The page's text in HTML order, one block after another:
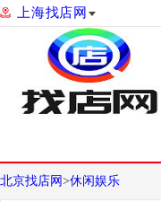
上海找店网
北京找店网 >休闲娱乐